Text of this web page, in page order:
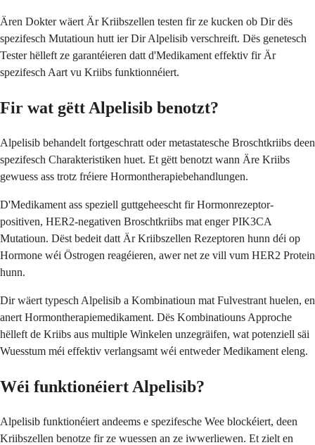
Ären Dokter wäert Är Kriibszellen testen fir ze kucken ob Dir dës
spezifesch Mutatioun hutt ier Dir Alpelisib verschreift. Dës genetesch
Tester hëlleft ze garantéieren datt d'Medikament effektiv fir Är
spezifesch Aart vu Kriibs funktionnéiert.
Fir wat gëtt Alpelisib benotzt?
Alpelisib behandelt fortgeschratt oder metastatesche Broschtkriibs deen
spezifesch Charakteristiken huet. Et gëtt benotzt wann Äre Kriibs
gewuess ass trotz fréiere Hormontherapiebehandlungen.
D'Medikament ass speziell guttgeheescht fir Hormonrezeptor-
positiven, HER2-negativen Broschtkriibs mat enger PIK3CA
Mutatioun. Dëst bedeit datt Är Kriibszellen Rezeptoren hunn déi op
Hormone wéi Östrogen reagéieren, awer net ze vill vum HER2 Protein
hunn.
Dir wäert typesch Alpelisib a Kombinatioun mat Fulvestrant huelen, en
anert Hormontherapiemedikament. Dës Kombinatiouns Approche
hëlleft de Kriibs aus multiple Winkelen unzegräifen, wat potenziell säi
Wuesstum méi effektiv verlangsamt wéi entweder Medikament eleng.
Wéi funktionéiert Alpelisib?
Alpelisib funktionéiert andeems e spezifesche Wee blockéiert, deen
Kriibszellen benotze fir ze wuessen an ze iwwerliewen. Et zielt en